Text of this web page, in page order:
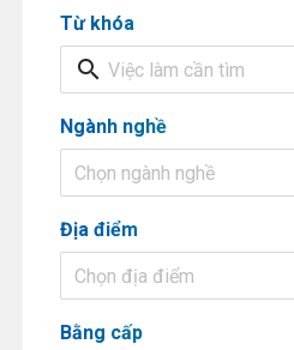
Từ khóa
search
Ngành nghề
Chọn ngành nghề
Địa điểm
Chọn địa điểm
Bằng cấp